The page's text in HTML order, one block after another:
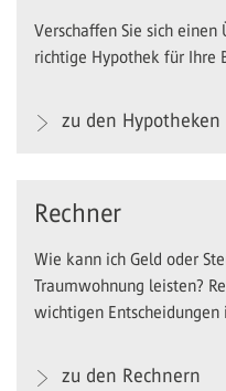
Verschaffen Sie sich
richtige Hypothek für Ihre
zu den Hypotheken
Rechner
Wie kann ich Geld oder
Traumwohnung leisten?
wichtigen
zu den Rechnern